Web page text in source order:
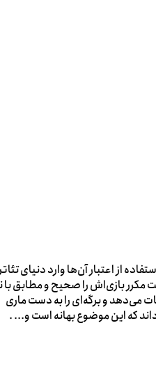
از اعتبار آن‌ها وارد دنیای
در مقابل پسری به نام «سامان» بازی می کند، اما در 10 برداشت مکرر بازی‌اش را صحیح و
می‌دهد و برگه‌ای را به دست ماری
که این موضوع بهانه است و... .